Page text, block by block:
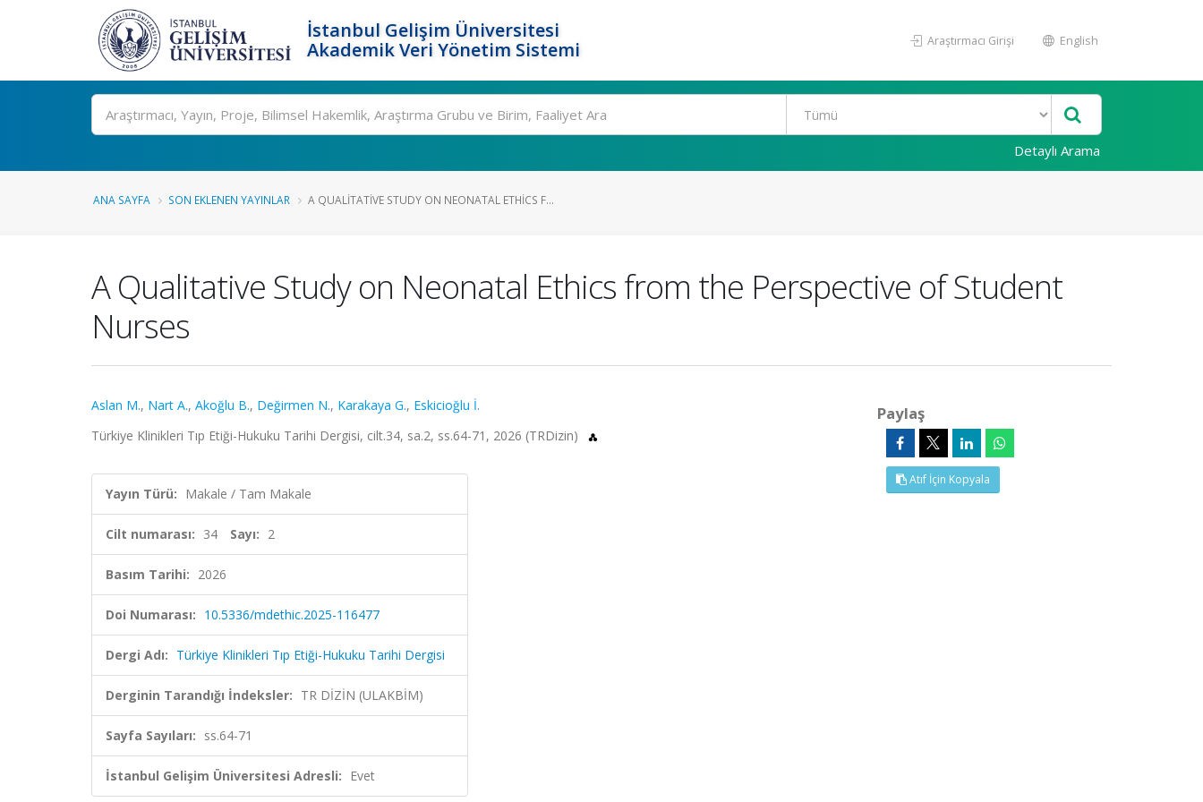
İstanbul Gelişim Üniversitesi
Akademik Veri Yönetim Sistemi
Araştırmacı Girişi English
Ara
Detaylı Arama
ANA SAYFA SON EKLENEN YAYINLAR A QUALITATIVE STUDY ON NEONATAL ETHICS F...
A Qualitative Study on Neonatal Ethics from the Perspective of Student
Nurses
Aslan M., Nart A., Akoğlu B., Değirmen N., Karakaya G., Eskicioğlu İ.
Türkiye Klinikleri Tıp Etiği-Hukuku Tarihi Dergisi, cilt.34, sa.2, ss.64-71, 2026 (TRDizin)
Yayın Türü: Makale / Tam Makale
Cilt numarası: 34 Sayı: 2
Basım Tarihi: 2026
Doi Numarası: 10.5336/mdethic.2025-116477
Dergi Adı: Türkiye Klinikleri Tıp Etiği-Hukuku Tarihi Dergisi
Derginin Tarandığı İndeksler: TR DİZİN (ULAKBİM)
Sayfa Sayıları: ss.64-71
İstanbul Gelişim Üniversitesi Adresli: Evet
Paylaş
Atıf İçin Kopyala